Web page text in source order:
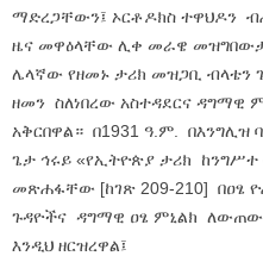
ማድረጋቸውን፤ ኦርቶዶክስ ተዋህዶን
ዜና መዋዕላቸው ሊቀ መራዌ
ሌላኛው የዘመኑ ታሪክ መዝጋቢ ብላቴን
ዘመን ስለነበረው አስተዳደርና ዳግማዊ
አቅርበዋል። በ1931 ዓ.ም. በእንግሊዝ
ጌታ ኅሩይ «የኢትዮጵያ ታሪክ ከንግሥተ
መጽሐፋቸው [ከገጽ 209-210] በዐፄ
ጉዳዮችና ዳግማዊ ዐፄ ምኒልክ
እንዲህ ዘርዝረዋል፤